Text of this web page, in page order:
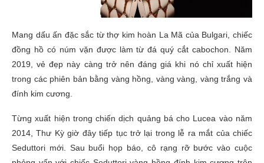
Mang dấu ấn đặc sắc từ thợ kim hoàn La Mã của Bulgari, chiếc
đồng hồ có núm vặn được làm từ đá quý cắt cabochon. Năm
2019, vẻ đẹp này càng trở nên đáng giá khi nó chỉ xuất hiện
trong các phiên bản bằng vàng hồng, vàng vàng, vàng trắng và
đính kim cương.
Từng xuất hiện trong chiến dịch quảng bá cho Lucea vào năm
2014, Thư Kỳ giờ đây tiếp tục trở lại trong lễ ra mắt của chiếc
Seduttori mới. Sau buổi họp báo, cô rạng rỡ bước vào cuộc